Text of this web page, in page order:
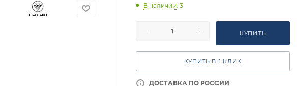
В наличии: 3
КУПИТЬ
КУПИТЬ В 1 КЛИК
ДОСТАВКА ПО РОССИИ